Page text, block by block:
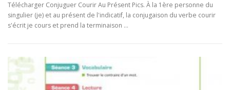
Télécharger Conjuguer Courir Au Présent Pics. À la 1ère personne du
singulier (je) et au présent de l'indicatif, la conjugaison du verbe courir
s'écrit je cours et prend la terminaison …